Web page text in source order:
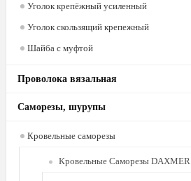
Уголок крепёжный усиленный
Уголок скользящий крепежный
Шайба с муфтой
Проволока вязальная
Саморезы, шурупы
Кровельные саморезы
Кровельные Саморезы DAXMER